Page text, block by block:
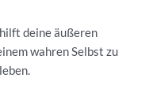
deine äußeren
wahren Selbst zu